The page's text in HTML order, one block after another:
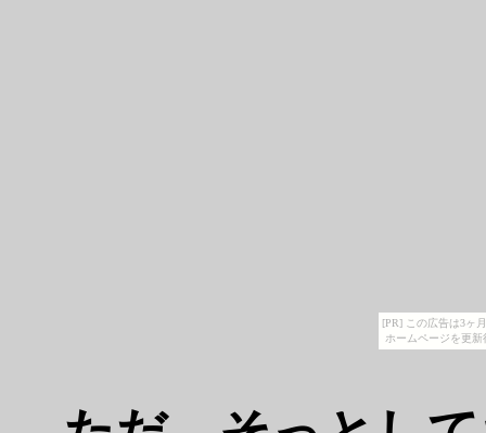
[PR] この広告は3ヶ
ホームページを更